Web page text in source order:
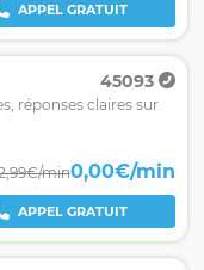
APPEL GRATUIT
45093
réponses claires sur
min0,00€/min
APPEL GRATUIT